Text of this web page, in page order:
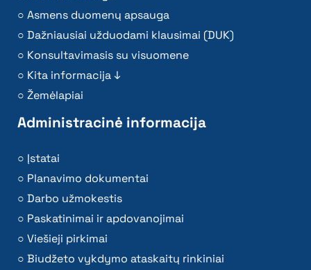
Asmens duomenų apsauga
Dažniausiai užduodami klausimai (DUK)
Konsultavimasis su visuomene
Kita informacija ↓
Žemėlapiai
Administracinė informacija
Įstatai
Planavimo dokumentai
Darbo užmokestis
Paskatinimai ir apdovanojimai
Viešieji pirkimai
Biudžeto vykdymo ataskaitų rinkiniai